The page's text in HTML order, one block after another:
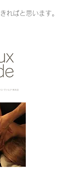
ればと思います。